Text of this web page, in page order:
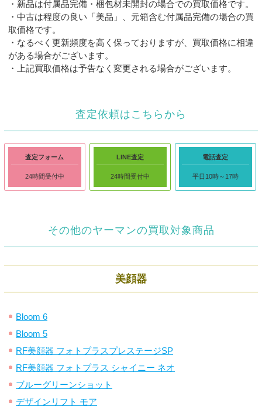
・新品は付属品完備・梱包材未開封の場合での買取価格です。
・中古は程度の良い「美品」、元箱含む付属品完備の場合の買
取価格です。
・なるべく更新頻度を高く保っておりますが、買取価格に相違
がある場合がございます。
・上記買取価格は予告なく変更される場合がございます。
査定依頼はこちらから
査定フォーム
24時間受付中
LINE査定
24時間受付中
電話査定
平日10時～17時
その他のヤーマンの買取対象商品
美顔器
Bloom 6
Bloom 5
RF美顔器 フォトプラスプレステージSP
RF美顔器 フォトプラス シャイニー ネオ
ブルーグリーンショット
デザインリフト モア